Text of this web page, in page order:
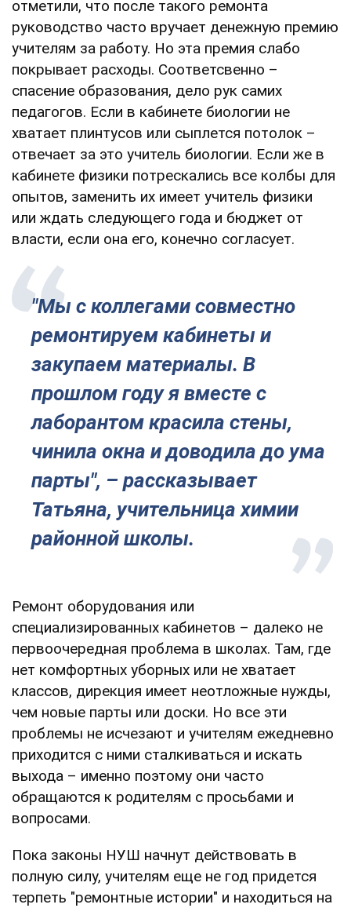
отметили, что после такого ремонта
руководство часто вручает денежную премию
учителям за работу. Но эта премия слабо
покрывает расходы. Соответсвенно –
спасение образования, дело рук самих
педагогов. Если в кабинете биологии не
хватает плинтусов или сыплется потолок –
отвечает за это учитель биологии. Если же в
кабинете физики потрескались все колбы для
опытов, заменить их имеет учитель физики
или ждать следующего года и бюджет от
власти, если она его, конечно согласует.
"Мы с коллегами совместно
ремонтируем кабинеты и
закупаем материалы. В
прошлом году я вместе с
лаборантом красила стены,
чинила окна и доводила до ума
парты", – рассказывает
Татьяна, учительница химии
районной школы.
Ремонт оборудования или
специализированных кабинетов – далеко не
первоочередная проблема в школах. Там, где
нет комфортных уборных или не хватает
классов, дирекция имеет неотложные нужды,
чем новые парты или доски. Но все эти
проблемы не исчезают и учителям ежедневно
приходится с ними сталкиваться и искать
выхода – именно поэтому они часто
обращаются к родителям с просьбами и
вопросами.
Пока законы НУШ начнут действовать в
полную силу, учителям еще не год придется
терпеть "ремонтные истории" и находиться на